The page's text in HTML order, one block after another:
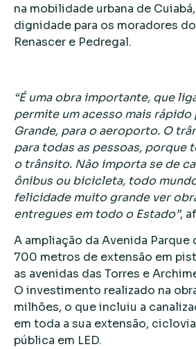
na mobilidade urbana de
dignidade para os moradores
Renascer e Pedregal.
“É uma obra importante, que
permite um acesso mais rápido
Grande, para o aeroporto. O
para todas as pessoas, porque
o trânsito. Não importa se de
ônibus ou bicicleta, todo mundo
felicidade muito grande ver
entregues em todo o Estado”,
A ampliação da Avenida Parque
700 metros de extensão em
as avenidas das Torres e
O investimento realizado na
milhões, o que incluiu a
em toda a sua extensão,
pública em LED.